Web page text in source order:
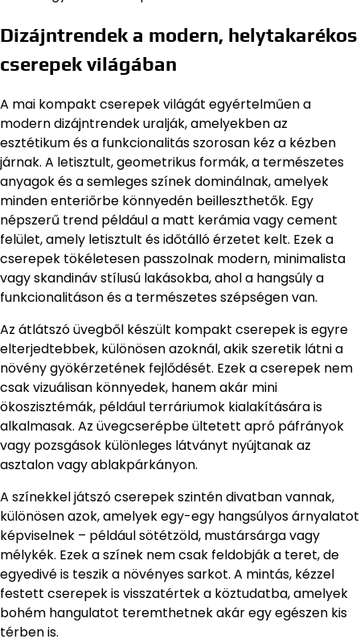
Dizájntrendek a modern, helytakarékos
cserepek világában
A mai kompakt cserepek világát egyértelműen a
modern dizájntrendek uralják, amelyekben az
esztétikum és a funkcionalitás szorosan kéz a kézben
járnak. A letisztult, geometrikus formák, a természetes
anyagok és a semleges színek dominálnak, amelyek
minden enteriőrbe könnyedén beilleszthetők. Egy
népszerű trend például a matt kerámia vagy cement
felület, amely letisztult és időtálló érzetet kelt. Ezek a
cserepek tökéletesen passzolnak modern, minimalista
vagy skandináv stílusú lakásokba, ahol a hangsúly a
funkcionalitáson és a természetes szépségen van.
Az átlátszó üvegből készült kompakt cserepek is egyre
elterjedtebbek, különösen azoknál, akik szeretik látni a
növény gyökérzetének fejlődését. Ezek a cserepek nem
csak vizuálisan könnyedek, hanem akár mini
ökoszisztémák, például terráriumok kialakítására is
alkalmasak. Az üvegcserépbe ültetett apró páfrányok
vagy pozsgások különleges látványt nyújtanak az
asztalon vagy ablakpárkányon.
A színekkel játszó cserepek szintén divatban vannak,
különösen azok, amelyek egy-egy hangsúlyos árnyalatot
képviselnek – például sötétzöld, mustársárga vagy
mélykék. Ezek a színek nem csak feldobják a teret, de
egyedivé is teszik a növényes sarkot. A mintás, kézzel
festett cserepek is visszatértek a köztudatba, amelyek
bohém hangulatot teremthetnek akár egy egészen kis
térben is.